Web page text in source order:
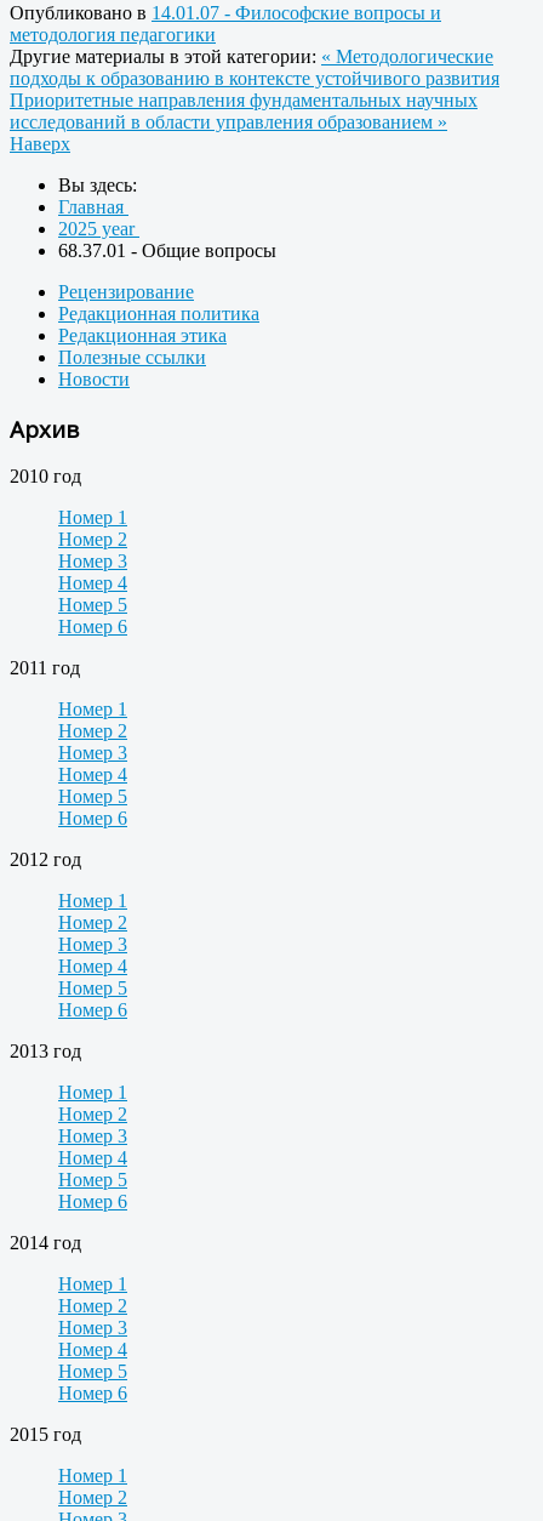
Опубликовано в 14.01.07 - Философские вопросы и
методология педагогики
Другие материалы в этой категории: « Методологические
подходы к образованию в контексте устойчивого развития
Приоритетные направления фундаментальных научных
исследований в области управления образованием »
Наверх
Вы здесь:
Главная
2025 year
68.37.01 - Общие вопросы
Рецензирование
Редакционная политика
Редакционная этика
Полезные ссылки
Новости
Архив
2010 год
Номер 1
Номер 2
Номер 3
Номер 4
Номер 5
Номер 6
2011 год
Номер 1
Номер 2
Номер 3
Номер 4
Номер 5
Номер 6
2012 год
Номер 1
Номер 2
Номер 3
Номер 4
Номер 5
Номер 6
2013 год
Номер 1
Номер 2
Номер 3
Номер 4
Номер 5
Номер 6
2014 год
Номер 1
Номер 2
Номер 3
Номер 4
Номер 5
Номер 6
2015 год
Номер 1
Номер 2